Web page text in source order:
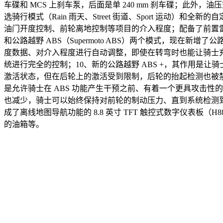
车碟和 MCS 上刹车泵，后面是单 240 mm 刹车碟；此外，
选骑行模式（Rain 雨天、Street 街道、Sport 运动）和全新的
油门开度控制、前轮离地控制等项目的介入程度；配备了前
和公路越野 ABS（Supermoto ABS）两个模式，现在新增了
度数据、对介入程度进行自动调整，即使在转弯时也能让骑
统进行完全的控制；10、新的公路越野 ABS +，其作用是让
激活状态，但在后轮上的激活受到限制，后轮的抬起检测也
是允许骑士在 ABS 功能产生干预之前、有着一个更具攻击性
也减少，骑士可以始终保持对前轮的制动压力、直到系统检
成了离线地图导航功能的 8.8 英寸 TFT 触控式数字仪表板（
的油箱等。